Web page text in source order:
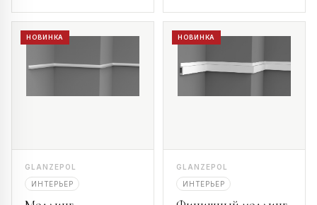
НОВИНКА
GLANZEPOL
ИНТЕРЬЕР
НОВИНКА
GLANZEPOL
ИНТЕРЬЕР